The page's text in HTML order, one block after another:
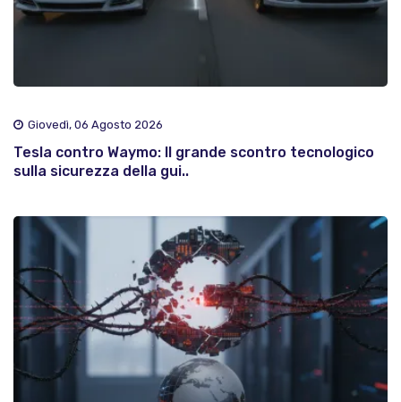
Giovedì, 06 Agosto 2026
Tesla contro Waymo: Il grande scontro tecnologico
sulla sicurezza della gui..